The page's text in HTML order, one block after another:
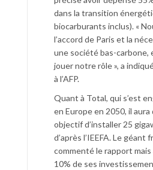
dans la transition
biocarburants inclus). «
l’accord de Paris et la
une société bas-carbone,
jouer notre rôle », a
à l’AFP.
Quant à Total, qui s’est
en Europe en 2050, il
objectif d’installer 25
d’après l’IEEFA. Le géant
commenté le rapport
10% de ses